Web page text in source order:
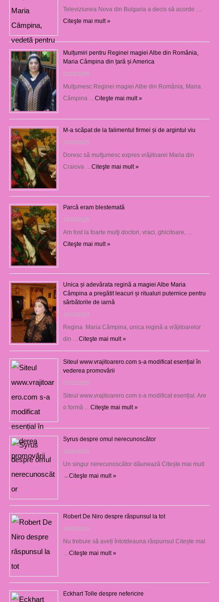
Televiziunea Nova din Bulgaria a decis să acorde …
Citeşte mai mult »
Mulțumiri pentru Reginei magiei Albe din România,
Maria Câmpina din țară și America
22/05/2025
Mulţumesc Reginei magiei Albe din România, Maria
Câmpina … Citeşte mai mult »
M-a scăpat de la falimentul firmei și de argintul viu
13/03/2025
Doresc să mulţumesc expres vrăjitoarei Maria din
Craiova … Citeşte mai mult »
Parcă eram blestemată
12/03/2025
Am fost la foarte mulţi doctori, vraci, ghicitoare, …
Citeşte mai mult »
Unica și adevărata regină a magiei Albe Maria
Câmpina a pregătit leacuri și ritualuri puternice pentru
sărbătorile de iarnă
26/12/2023
Regina Maria Câmpina, unica regină a vrăjitoarelor
din … Citeşte mai mult »
Siteul www.vrajitoarero.com s-a modificat esențial în
vederea promovării
07/12/2023
Siteul www.vrajitoarero.com s-a modificat esențial. Are
o formă … Citeşte mai mult »
Syrus despre omul nerecunoscător
11/09/2023
Un singur nerecunoscător dăunează Citește mai mult
→Citeşte mai mult »
Robert De Niro despre răspunsul la tot
10/09/2023
Nu trebuie să aveți întotdeauna răspunsul Citește mai
Citeşte mai mult »
Eckhart Tolle despre nefericire